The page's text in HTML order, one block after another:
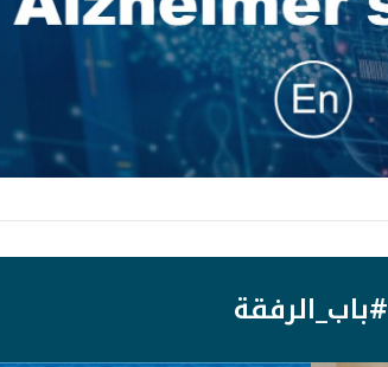
#باب_الرفقة